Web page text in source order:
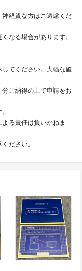
経質な方はご遠慮くだ
なる場合があります。
てください。大幅な値
ご納得の上で申請をお
る責任は負いかねま
ださい。